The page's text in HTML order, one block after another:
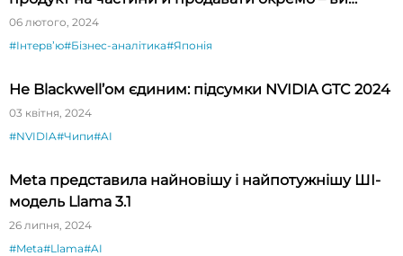
будете вражені»
06 лютого, 2024
#Інтервʼю#Бізнес-аналітика#Японія
Не Blackwell’ом єдиним: підсумки NVIDIA GTC 2024
03 квітня, 2024
#NVIDIA#Чипи#AI
Meta представила найновішу і найпотужнішу ШІ-
модель Llama 3.1
26 липня, 2024
#Meta#Llama#AI